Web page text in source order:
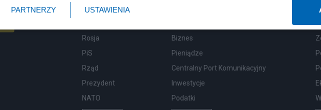
Rosja
PiS
Rząd
Prezydent
NATO
Biznes
Pieniądze
Centralny Port Komunikacyjny
Inwestycje
Podatki
PARTNERZY USTAWIENIA